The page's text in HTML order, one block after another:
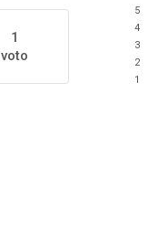
1
voto
5
4
3
2
1